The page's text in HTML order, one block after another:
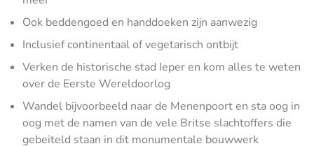
Ook beddengoed en handdoeken zijn aanwezig
Inclusief continentaal of vegetarisch ontbijt
Verken de historische stad Ieper en kom alles te weten
over de Eerste Wereldoorlog
Wandel bijvoorbeeld naar de Menenpoort en sta oog in
oog met de namen van de vele Britse slachtoffers die
gebeiteld staan in dit monumentale bouwwerk